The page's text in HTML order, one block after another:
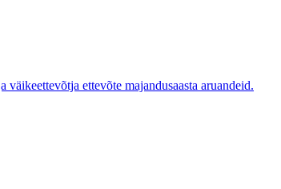
ettevõte majandusaasta aruandeid.